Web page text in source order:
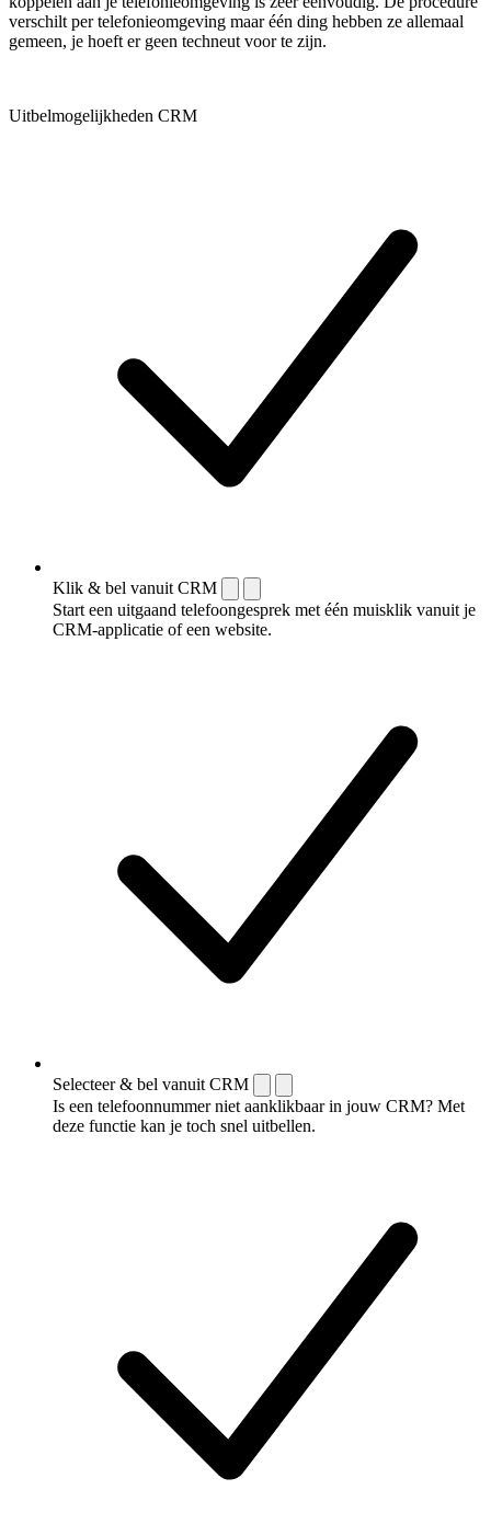
verschilt per telefonieomgeving maar één ding hebben ze allemaal
gemeen, je hoeft er geen techneut voor te zijn.
Uitbelmogelijkheden CRM
Klik & bel vanuit CRM
Start een uitgaand telefoongesprek met één muisklik vanuit je
CRM-applicatie of een website.
Selecteer & bel vanuit CRM
Is een telefoonnummer niet aanklikbaar in jouw CRM? Met
deze functie kan je toch snel uitbellen.